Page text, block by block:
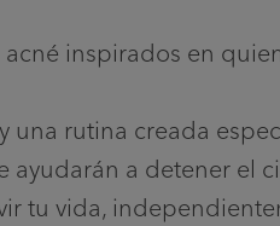
inspirados en
una rutina creada
a detener el
tu vida,